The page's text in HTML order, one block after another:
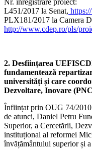
Nr. înregistrare proiect:
L451/2017 la Senat,
PLX181/2017 la Camera
http://www.cdep.ro/pls/
2. Desființarea
fundamentează
universități și care
Dezvoltare, Inovare
Înființat prin OUG 74/
de atunci, Daniel Petru
Superior, a Cercetării,
instituțional al reformei
învățământului superior și